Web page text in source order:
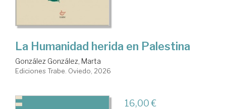
La Humanidad herida en Palestina
González González, Marta
Ediciones Trabe. Oviedo, 2026
16,00 €